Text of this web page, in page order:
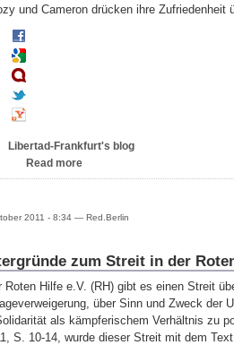
und Cameron drücken ihre Zufriedenheit
Libertad-Frankfurt's blog
Read more
2011 - 8:34 — Red.Berlin
zum Streit in der
Roten Hilfe e.V. (RH) gibt es einen Streit
über Sinn und Zweck der
als kämpferischem Verhältnis zu
S. 10-14, wurde dieser Streit mit dem Text